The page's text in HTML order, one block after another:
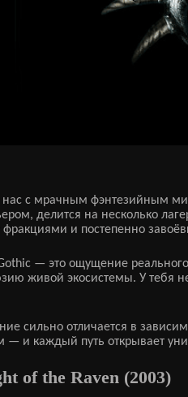
нас с мрачным фэнтезийным
делится на несколько
и постепенно
— это ощущение
живой экосистемы. У тебя
сильно отличается в
и каждый путь открывает
of the Raven (2003)